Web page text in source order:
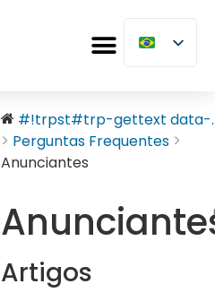
#!trpst#trp-gettext data-
Perguntas Frequentes
Anunciantes
Artigos